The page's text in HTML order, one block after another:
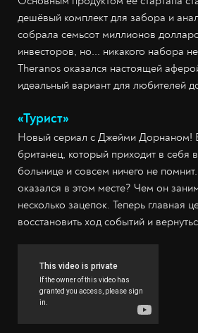
дешёвый комплект для забора и
собрала семьсот миллионов
инвесторов, но... никакого набора
Theranos оказался настоящей
идеальный вариант для любителей
«Турист»
Новый сериал с Джейми Дорнаном!
британец, который приходит в себя
больнице и совсем ничего не
оказался в этом месте? Чем он
несколько зацепок. Теперь главная
восстановить ход событий и